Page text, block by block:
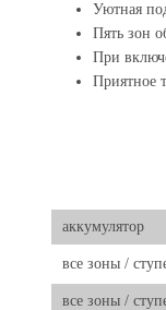
Уютная
Пять зон
При
Приятное
аккумулятор
все зоны /
все зоны /